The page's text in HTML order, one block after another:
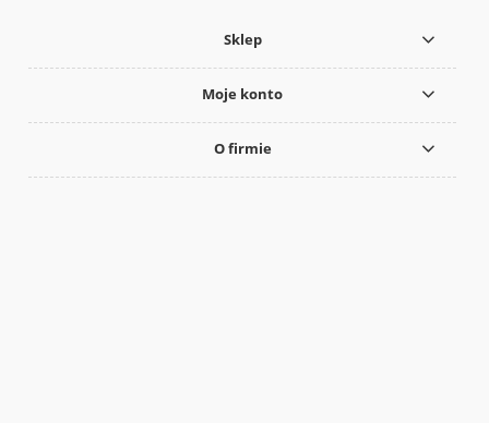
Sklep
Moje konto
O firmie